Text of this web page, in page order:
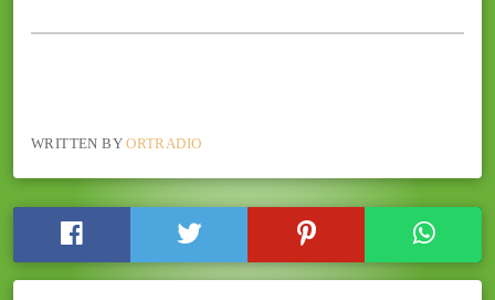
WRITTEN BYORTRADIO